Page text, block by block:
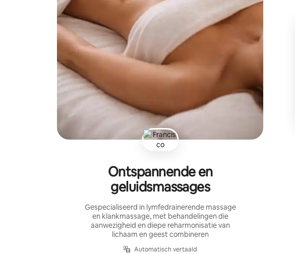
Ontspannende en
geluidsmassages
Gespecialiseerd in lymfedrainerende massage
en klankmassage, met behandelingen die
aanwezigheid en diepe reharmonisatie van
lichaam en geest combineren
Automatisch vertaald